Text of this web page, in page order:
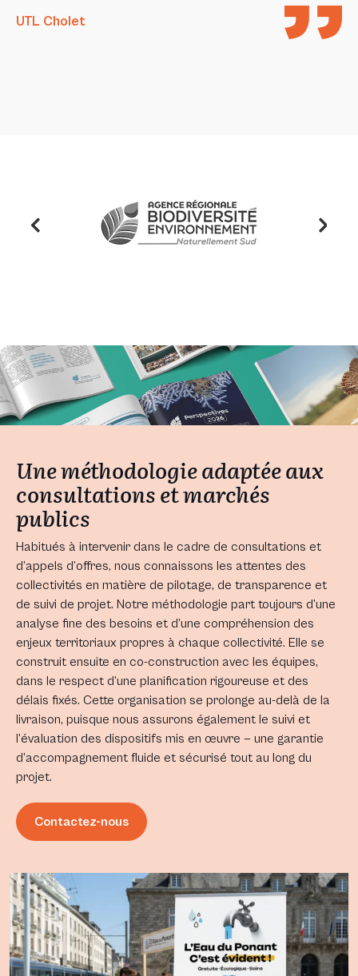
UTL Cholet
Une méthodologie adaptée aux
consultations et marchés
publics
Habitués à intervenir dans le cadre de consultations et
d’appels d’offres, nous connaissons les attentes des
collectivités en matière de pilotage, de transparence et
de suivi de projet. Notre méthodologie part toujours d’une
analyse fine des besoins et d’une compréhension des
enjeux territoriaux propres à chaque collectivité. Elle se
construit ensuite en co-construction avec les équipes,
dans le respect d’une planification rigoureuse et des
délais fixés. Cette organisation se prolonge au-delà de la
livraison, puisque nous assurons également le suivi et
l’évaluation des dispositifs mis en œuvre — une garantie
d’accompagnement fluide et sécurisé tout au long du
projet.
Contactez-nous